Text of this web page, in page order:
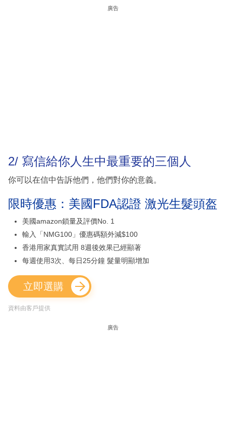
廣告
2/ 寫信給你人生中最重要的三個人
你可以在信中告訴他們，他們對你的意義。
限時優惠：美國FDA認證 激光生髮頭盔
美國amazon鎖量及評價No. 1
輸入「NMG100」優惠碼額外減$100
香港用家真實試用 8週後效果已經顯著
每週使用3次、每日25分鐘 髮量明顯增加
立即選購
資料由客戶提供
廣告